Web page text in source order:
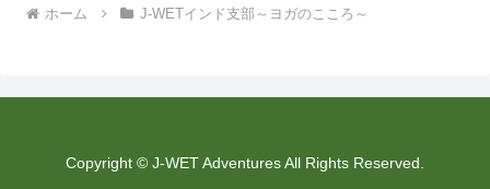
ホーム J-WETインド支部～ヨガのこころ～
Copyright © J-WET Adventures All Rights Reserved.